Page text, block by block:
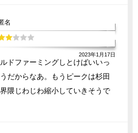
名
2023年1月17日
ドファーミングしとけばいいっ
だからなあ。もうピークは杉田
隈じわじわ縮小していきそうで